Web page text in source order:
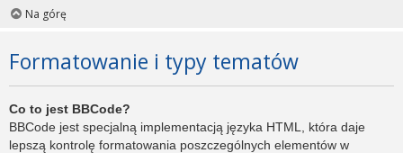
Na górę
Formatowanie i typy tematów
Co to jest BBCode?
BBCode jest specjalną implementacją języka HTML, która daje
lepszą kontrolę formatowania poszczególnych elementów w